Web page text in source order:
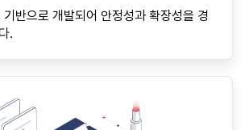
반으로 개발되어 안정성과 확장성을 경
.